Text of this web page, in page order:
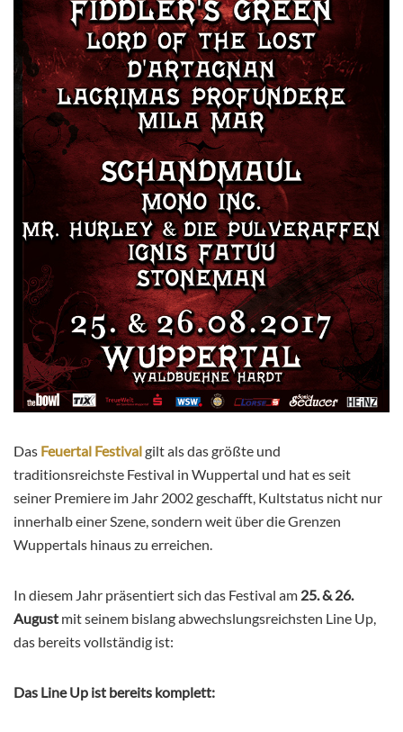
Das Feuertal Festivalgilt als das größte und
traditionsreichste Festival in Wuppertal und hat es seit
seiner Premiere im Jahr 2002 geschafft, Kultstatus nicht nur
innerhalb einer Szene, sondern weit über die Grenzen
Wuppertals hinaus zu erreichen.
In diesem Jahr präsentiert sich das Festival am 25. & 26.
August mit seinem bislang abwechslungsreichsten Line Up,
das bereits vollständig ist:
Das Line Up ist bereits komplett: